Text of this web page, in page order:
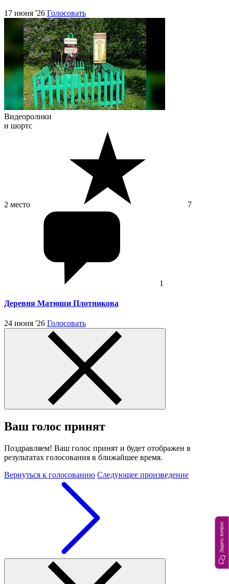
17 июня '26 Голосовать
Видеоролики
и шортс
2 место 7
1
Деревня Матюши Плотникова
24 июня '26 Голосовать
Ваш голос принят
Поздравляем! Ваш голос принят и будет отображен в
результатах голосования в ближайшее время.
Вернуться к голосованию Следующее произведение
Задать вопрос